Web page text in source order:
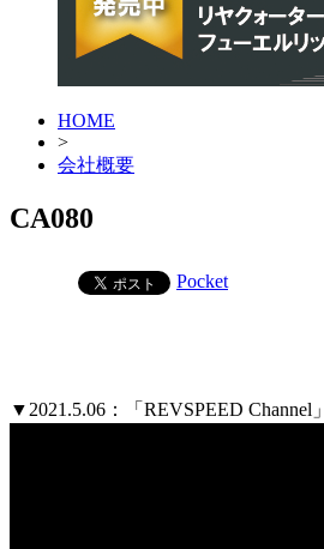
HOME
>
会社概要
CA080
Pocket
▼2021.5.06：「REVSPEED Channel」